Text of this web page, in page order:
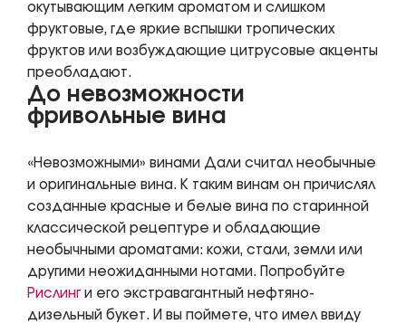
окутывающим легким ароматом и слишком
фруктовые, где яркие вспышки тропических
фруктов или возбуждающие цитрусовые акценты
преобладают.
До невозможности
фривольные вина
«Невозможными» винами Дали считал необычные
и оригинальные вина. К таким винам он причислял
созданные красные и белые вина по старинной
классической рецептуре и обладающие
необычными ароматами: кожи, стали, земли или
другими неожиданными нотами. Попробуйте
Рислинг и его экстравагантный нефтяно-
дизельный букет. И вы поймете, что имел ввиду